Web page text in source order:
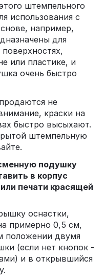
штемпельного
использования с
например,
для
или пластике, и
очень быстро
не
краски на
быстро высыхают.
штемпельную
подушку
в корпус
печати красящей
оснастки,
примерно 0,5 см,
положении двумя
(если нет кнопок -
и в открывшийся